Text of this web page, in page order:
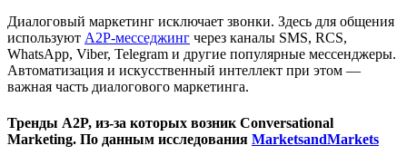
Диалоговый маркетинг исключает звонки. Здесь для общения
используют A2P-месседжинг через каналы SMS, RCS,
WhatsApp, Viber, Telegram и другие популярные мессенджеры.
Автоматизация и искусственный интеллект при этом —
важная часть диалогового маркетинга.
Тренды A2P, из-за которых возник Conversational
Marketing. По данным исследования MarketsandMarkets